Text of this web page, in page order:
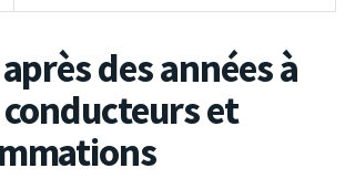
des années à
et